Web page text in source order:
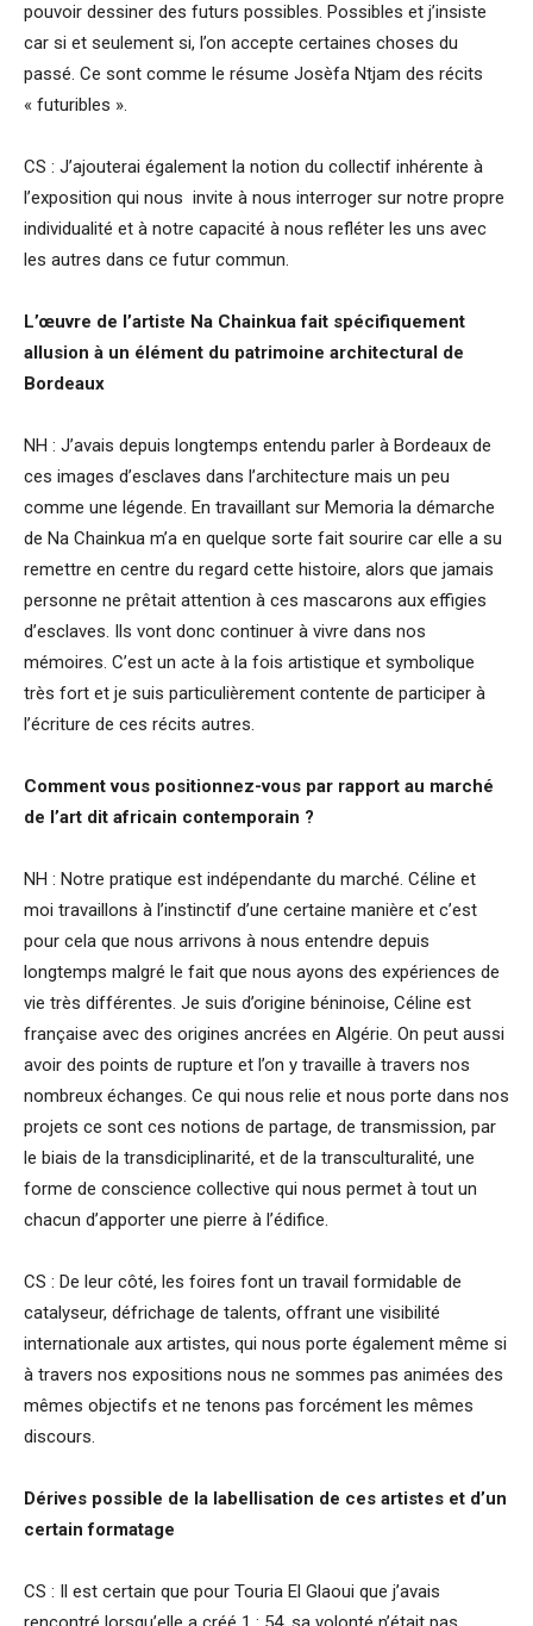
pouvoir dessiner des futurs possibles. Possibles et j’insiste
car si et seulement si, l’on accepte certaines choses du
passé. Ce sont comme le résume Josèfa Ntjam des récits
« futuribles ».
CS : J’ajouterai également la notion du collectif inhérente à
l’exposition qui nous invite à nous interroger sur notre propre
individualité et à notre capacité à nous refléter les uns avec
les autres dans ce futur commun.
L’œuvre de l’artiste Na Chainkua fait spécifiquement
allusion à un élément du patrimoine architectural de
Bordeaux
NH : J’avais depuis longtemps entendu parler à Bordeaux de
ces images d’esclaves dans l’architecture mais un peu
comme une légende. En travaillant sur Memoria la démarche
de Na Chainkua m’a en quelque sorte fait sourire car elle a su
remettre en centre du regard cette histoire, alors que jamais
personne ne prêtait attention à ces mascarons aux effigies
d’esclaves. Ils vont donc continuer à vivre dans nos
mémoires. C’est un acte à la fois artistique et symbolique
très fort et je suis particulièrement contente de participer à
l’écriture de ces récits autres.
Comment vous positionnez-vous par rapport au marché
de l’art dit africain contemporain ?
NH : Notre pratique est indépendante du marché. Céline et
moi travaillons à l’instinctif d’une certaine manière et c’est
pour cela que nous arrivons à nous entendre depuis
longtemps malgré le fait que nous ayons des expériences de
vie très différentes. Je suis d’origine béninoise, Céline est
française avec des origines ancrées en Algérie. On peut aussi
avoir des points de rupture et l’on y travaille à travers nos
nombreux échanges. Ce qui nous relie et nous porte dans nos
projets ce sont ces notions de partage, de transmission, par
le biais de la transdiciplinarité, et de la transculturalité, une
forme de conscience collective qui nous permet à tout un
chacun d’apporter une pierre à l’édifice.
CS : De leur côté, les foires font un travail formidable de
catalyseur, défrichage de talents, offrant une visibilité
internationale aux artistes, qui nous porte également même si
à travers nos expositions nous ne sommes pas animées des
mêmes objectifs et ne tenons pas forcément les mêmes
discours.
Dérives possible de la labellisation de ces artistes et d’un
certain formatage
CS : Il est certain que pour Touria El Glaoui que j’avais